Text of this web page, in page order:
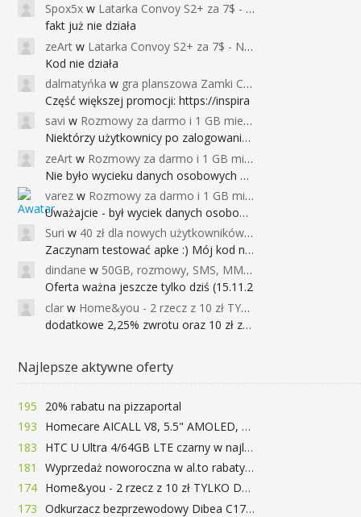
Spox5x w Latarka Convoy S2+ za 7$ - Najniższa cena od 2017r
fakt już nie działa
zeArt w Latarka Convoy S2+ za 7$ - Najniższa cena od 2017r
Kod nie działa
dalmatyńka w gra planszowa Zamki Caladale za 39zł
Część większej promocji: https://inspira
savi w Rozmowy za darmo i 1 GB miesięcznie
Niektórzy użytkownicy po zalogowaniu do
zeArt w Rozmowy za darmo i 1 GB miesięcznie
Nie było wycieku danych osobowych a nieo
varez w Rozmowy za darmo i 1 GB miesięcznie
Uważajcie - był wyciek danych osobowych
Suri w 40 zł dla nowych użytkowników Google Pay (dawniej Android Pay)
Zaczynam testować apke :) Mój kod na 40
dindane w 50GB, rozmowy, SMS, MMS bez limitu przez 6 miesięcy za darmo za przeniesienie numeru do Play NEXT
Oferta ważna jeszcze tylko dziś (15.11.2
clar w Home&you - 2 rzecz z 10 zł TYLKO DZISIAJ
dodatkowe 2,25% zwrotu oraz 10 zł za r
Najlepsze aktywne oferty
195
20% rabatu na pizzaportal
193
Homecare AICALL V8, 5.5" AMOLED, 4/128GB, Snapdragon 652, LTE, QC3.0, 3400mAh za 416zł
183
HTC U Ultra 4/64GB LTE czarny w najlepszej cenie na rynku 799 zł!!!
181
Wyprzedaż noworoczna w al.to rabaty do 72%
174
Home&you - 2 rzecz z 10 zł TYLKO DZISIAJ
173
Odkurzacz bezprzewodowy Dibea C17 za 77.99$ (~290zł)